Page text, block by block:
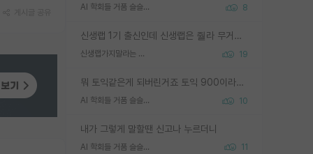
AI 학회들 거품 슬슬 지적이 나오네요 8
신생랩 1기 출신인데 신생랩은 줠라 무거운 바벨 같은거임. 들면 대박인데 못들면 깔려 죽음. 아무도 알려주지 않는 환경에서 자생해야하지만, 일단 살아남았다면 그 어떤 사람보다 악착같고 생존력 높은 사람으로 거듭날 수 있음
신생랩가지말라는 이유가 있었구나 19
뭐 토익같은게 되버린거죠 토익 900이라고 영어잘하는건 아닙니다만 잘하는사람은 다 900을 넘는 그런
AI 학회들 거품 슬슬 지적이 나오네요 10
내가 그렇게 말할땐 신고나 누르더니
AI 학회들 거품 슬슬 지적이 나오네요 11